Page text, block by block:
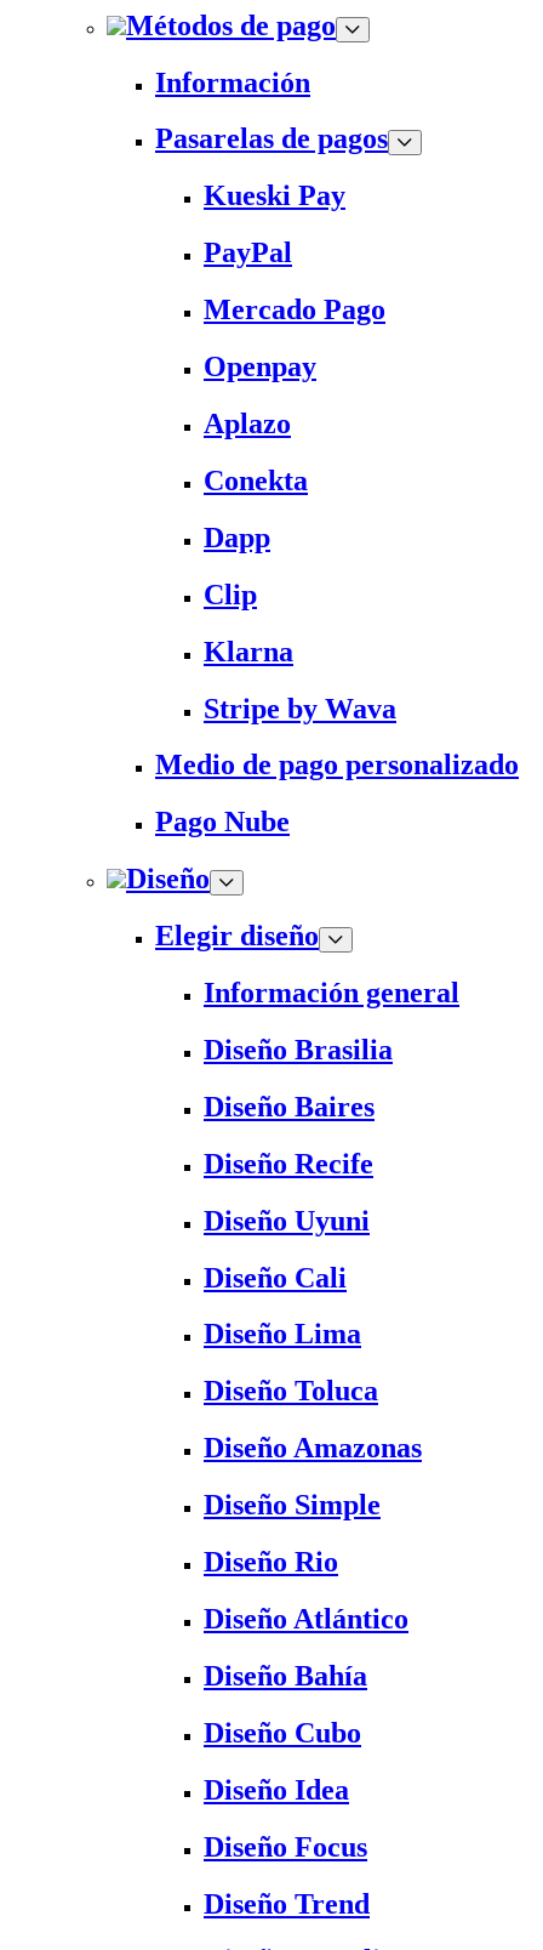
Métodos de pago
Información
Pasarelas de pagos
Kueski Pay
PayPal
Mercado Pago
Openpay
Aplazo
Conekta
Dapp
Clip
Klarna
Stripe by Wava
Medio de pago personalizado
Pago Nube
Diseño
Elegir diseño
Información general
Diseño Brasilia
Diseño Baires
Diseño Recife
Diseño Uyuni
Diseño Cali
Diseño Lima
Diseño Toluca
Diseño Amazonas
Diseño Simple
Diseño Rio
Diseño Atlántico
Diseño Bahía
Diseño Cubo
Diseño Idea
Diseño Focus
Diseño Trend